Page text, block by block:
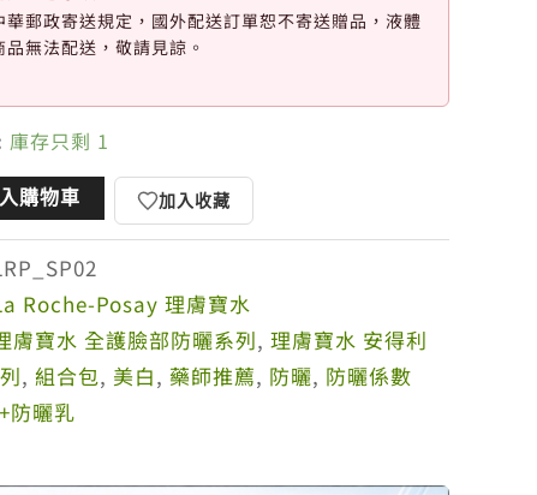
華郵政寄送規定，國外配送訂單恕不寄送贈品，液體
品無法配送，敬請見諒。
庫存只剩 1
購物車 加入收藏
Roche-Posay 理膚寶水
膚寶水 全護臉部防曬系列,理膚寶水 安得利
,組合包, 美白, 藥師推薦, 防曬, 防曬係數
防曬乳